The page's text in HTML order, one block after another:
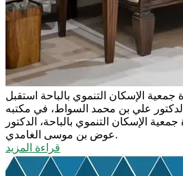
الإسكان التنموي بالباحة استقبل
الدكتور علي بن محمد السواط، في مكتبه
الإسكان التنموي بالباحة، الدكتور
عوض بن موسى الغامدي.
قراءة المزيد